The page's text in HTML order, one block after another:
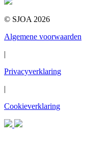
© SJOA 2026
Algemene voorwaarden
|
Privacyverklaring
|
Cookieverklaring